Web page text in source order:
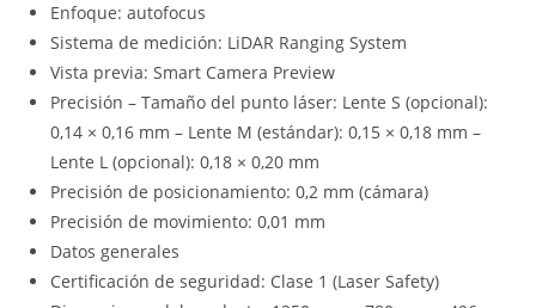
Enfoque: autofocus
Sistema de medición: LiDAR Ranging System
Vista previa: Smart Camera Preview
Precisión – Tamaño del punto láser: Lente S (opcional):
0,14 × 0,16 mm – Lente M (estándar): 0,15 × 0,18 mm –
Lente L (opcional): 0,18 × 0,20 mm
Precisión de posicionamiento: 0,2 mm (cámara)
Precisión de movimiento: 0,01 mm
Datos generales
Certificación de seguridad: Clase 1 (Laser Safety)